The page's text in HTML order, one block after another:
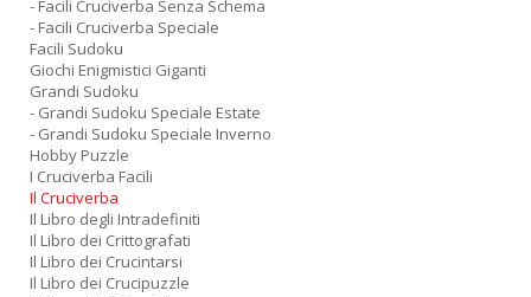
- Facili Cruciverba Senza Schema
- Facili Cruciverba Speciale
Facili Sudoku
Giochi Enigmistici Giganti
Grandi Sudoku
- Grandi Sudoku Speciale Estate
- Grandi Sudoku Speciale Inverno
Hobby Puzzle
I Cruciverba Facili
Il Cruciverba
Il Libro degli Intradefiniti
Il Libro dei Crittografati
Il Libro dei Crucintarsi
Il Libro dei Crucipuzzle